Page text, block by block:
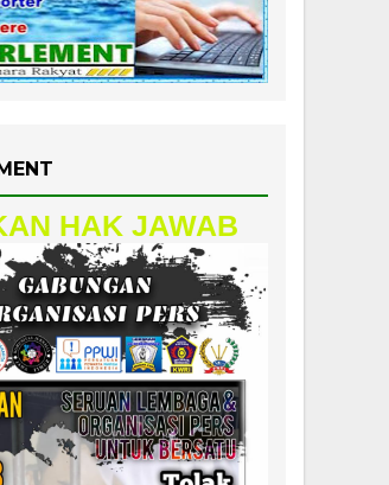
HAK JAWAB